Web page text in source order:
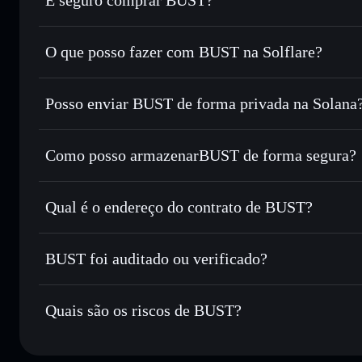
BUST não está verificado
O que posso fazer com BUST na Solflare?
BUST
Carteira Solflare
Trocar instantaneamente — trocar BUST por SOL,
Utilizar DCA— investir de forma faseada ao longo do
Enviar de forma privada— transferir BUST sem associar
Privacidade integrado da Solflare
Posso enviar BUST de forma privada na
Agregador de Privacidade
Como posso armazenarBUST de forma segura?
BUST carteira
Qual é o endereço do contrato de BUST?
BUST
Carteira Solflare
BUST foi auditado ou verificado?
BUST não está verificado
Quais são os riscos de BUST?